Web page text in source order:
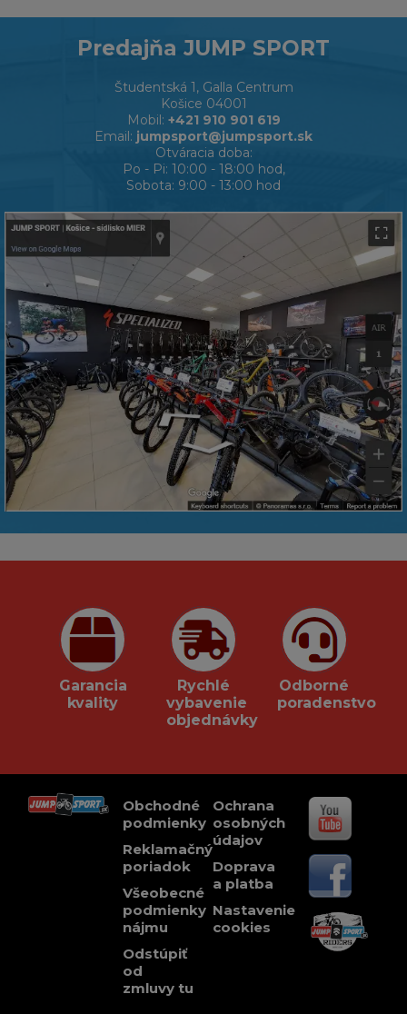
Predajňa JUMP SPORT
Študentská 1, Galla Centrum
Košice 04001
Mobil: +421 910 901 619
Email: jumpsport@jumpsport.sk
Otváracia doba:
Po - Pi: 10:00 - 18:00 hod,
Sobota: 9:00 - 13:00 hod
Garancia
kvality
Rychlé
vybavenie
objednávky
Odborné
poradenstvo
Obchodné
podmienky
Reklamačný
poriadok
Všeobecné
podmienky
nájmu
Odstúpiť
od
zmluvy tu
Ochrana
osobných
údajov
Doprava
a platba
Nastavenie
cookies